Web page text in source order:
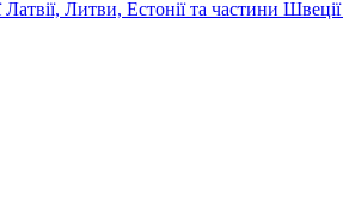
Литви, Естонії та частини Швеції